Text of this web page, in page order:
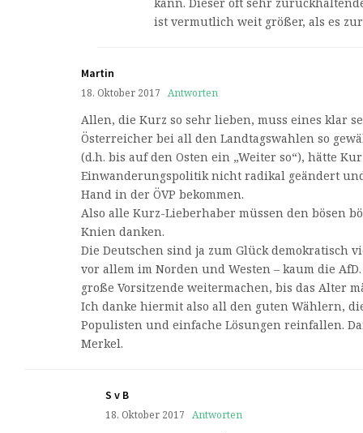
ist vermutlich weit größer, als es
Martin
18. Oktober 2017 Antworten
Allen, die Kurz so sehr lieben, muss eines klar
Österreicher bei all den Landtagswahlen so
(d.h. bis auf den Osten ein „Weiter so“), hätte
Einwanderungspolitik nicht radikal geändert
Hand in der ÖVP bekommen.
Also alle Kurz-Lieberhaber müssen den bösen
Knien danken.
Die Deutschen sind ja zum Glück demokratisch
vor allem im Norden und Westen – kaum die
große Vorsitzende weitermachen, bis das Alter
Ich danke hiermit also all den guten Wählern,
Populisten und einfache Lösungen reinfallen.
Merkel.
S v B
18. Oktober 2017 Antworten